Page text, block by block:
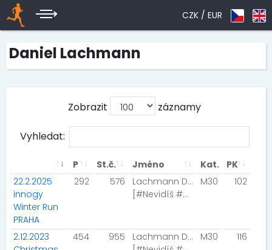
CZK / EUR
Daniel Lachmann
Zobrazit záznamy
Vyhledat:
P St.č. Jméno Kat.
PK
22.2.2025
innogy
Winter Run
PRAHA
292 576
Lachmann Daniel
[#Nevidíš #uslyšíš]
M30 102
2.12.2023
454 955
Lachmann Daniel
M30 116